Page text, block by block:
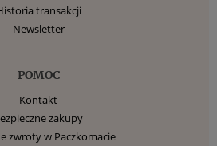
transakcji
Newsletter
POMOC
Kontakt
zakupy
zwroty w Paczkomacie